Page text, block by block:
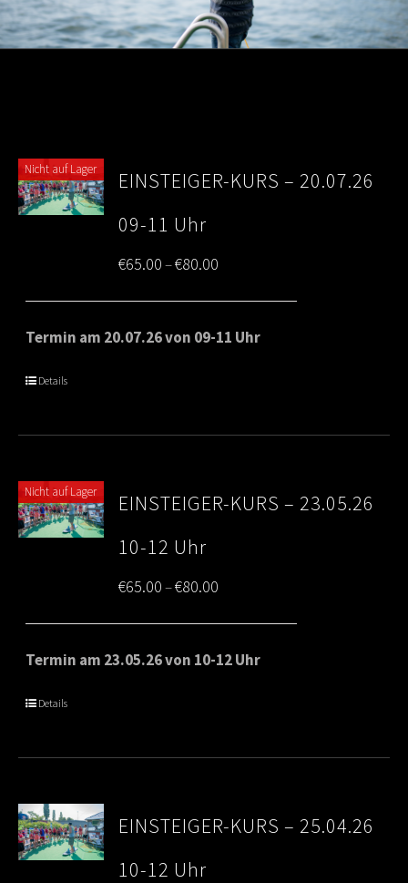
Nicht auf Lager
EINSTEIGER-KURS – 20.07.26
09-11 Uhr
€65.00–€80.00
range:
€65.00
Termin am 20.07.26 von 09-11 Uhr
Details
Nicht auf Lager
EINSTEIGER-KURS – 23.05.26
10-12 Uhr
€65.00–€80.00
range:
€65.00
Termin am 23.05.26 von 10-12 Uhr
Details
EINSTEIGER-KURS – 25.04.26
10-12 Uhr